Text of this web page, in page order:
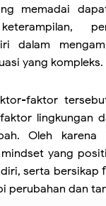
memadai
dalam
yang kompleks.
faktor
lingkungan
Oleh karena
yang
serta bersikap
perubahan dan